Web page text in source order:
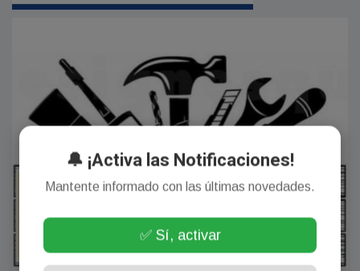
🔔 ¡Activa las Notificaciones!
Mantente informado con las últimas novedades.
✅ Sí, activar